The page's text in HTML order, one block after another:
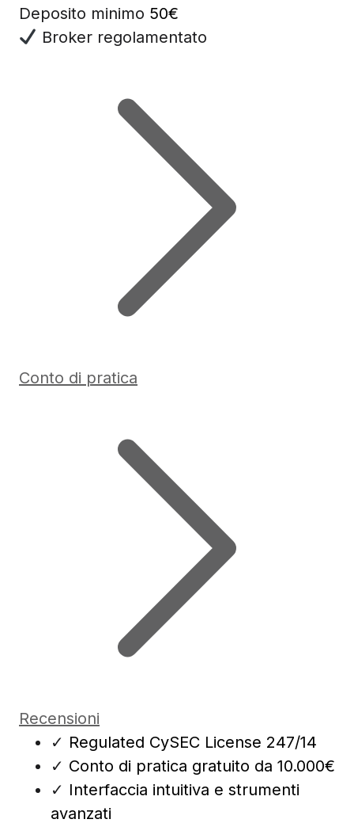
Deposito minimo 50€
Broker regolamentato
Conto di pratica
Recensioni
✓ Regulated CySEC License 247/14
✓ Conto di pratica gratuito da 10.000€
✓ Interfaccia intuitiva e strumenti
avanzati